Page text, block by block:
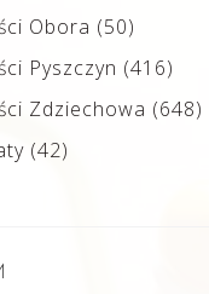
Obora (50)
Pyszczyn (416)
Zdziechowa (648)
(42)